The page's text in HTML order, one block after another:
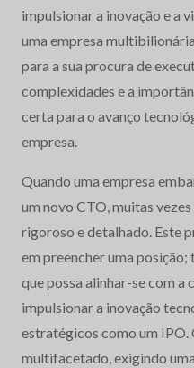
impulsionar a inovação e a
uma empresa
para a sua procura de
complexidades e a
certa para o avanço
empresa.
Quando uma empresa
um novo CTO, muitas
rigoroso e detalhado. Este
em preencher uma
que possa alinhar-se com a
impulsionar a inovação
estratégicos como um IPO.
multifacetado, exigindo